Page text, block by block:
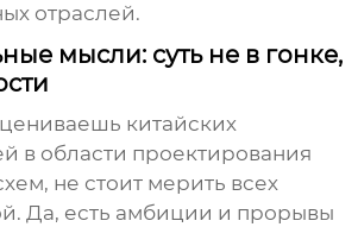
отраслей.
мысли: суть не в гонке,
китайских
в области проектирования
, не стоит мерить всех
Да, есть амбиции и прорывы